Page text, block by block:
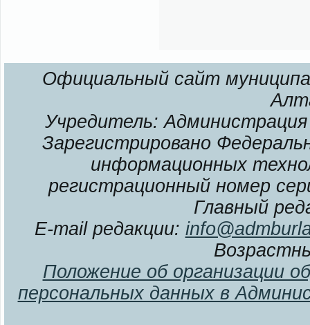
Официальный сайт
Учредитель: Администрация
Зарегистрировано
информационных
регистрационный номер
Главный
E-mail редакции:
Положение об организации
персональных данных в